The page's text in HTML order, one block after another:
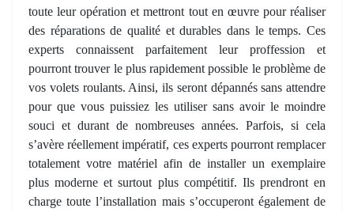
toute leur opération et mettront tout en œuvre pour réaliser
des réparations de qualité et durables dans le temps. Ces
experts connaissent parfaitement leur proffession et
pourront trouver le plus rapidement possible le problème de
vos volets roulants. Ainsi, ils seront dépannés sans attendre
pour que vous puissiez les utiliser sans avoir le moindre
souci et durant de nombreuses années. Parfois, si cela
s’avère réellement impératif, ces experts pourront remplacer
totalement votre matériel afin de installer un exemplaire
plus moderne et surtout plus compétitif. Ils prendront en
charge toute l’installation mais s’occuperont également de